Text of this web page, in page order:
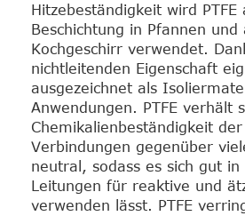
Hitzebeständigkeit wird
Beschichtung in Pfannen und
Kochgeschirr verwendet.
nichtleitenden Eigenschaft
ausgezeichnet als
Anwendungen. PTFE verhält
Chemikalienbeständigkeit
Verbindungen gegenüber
neutral, sodass es sich gut in
Leitungen für reaktive und
verwenden lässt. PTFE